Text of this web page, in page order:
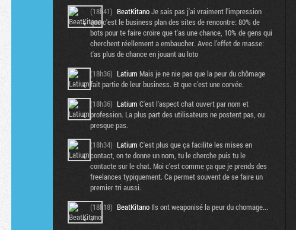
(18h41) BeatKitanoJe sais pas j'ai vraiment l'impression
que c'est le business plan des sites de rencontre: 80% de
bots pour te faire croire que t'as une chance, 10% de gens qui
cherchent réellement a embaucher. Avec l'effet de masse:
t'as plus de chance en jouant au loto
(18h36) Latium Mais je ne nie pas que la peur du chômage
fait partie de leur business. Et que c'est une corvée.
(18h36) Latium C'est l'aspect chat ouvert par nom et
profession. La plus part des utilisateurs ne postent pas, ou
presque pas.
(18h34) Latium C'est plus que ça facilite les mises en
contact, on te donne un nom, tu le cherche puis tu le
contacte sur le chat. Moi c'est comme ça que je prends des
freelances typiquement. Ca permet souvent de se faire un
premier tri aussi.
(18h18) BeatKitano Ils ont weaponisé la peur du chomage...
:/